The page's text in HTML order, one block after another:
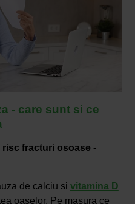
- care sunt si ce
fracturi osoase -
de calciu si vitamina D
oaselor. Pe masura ce